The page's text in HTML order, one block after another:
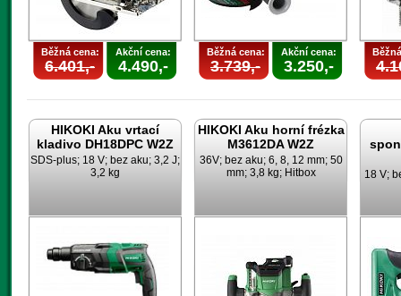
Běžná cena:
6.401,-
Akční cena:
4.490,-
Běžná cena:
3.739,-
Akční cena:
3.250,-
HIKOKI Aku vrtací
kladivo DH18DPC W2Z
SDS-plus; 18 V; bez aku; 3,2 J;
3,2 kg
HIKOKI Aku horní frézka
M3612DA W2Z
36V; bez aku; 6, 8, 12 mm; 50
mm; 3,8 kg; Hitbox
18 V;